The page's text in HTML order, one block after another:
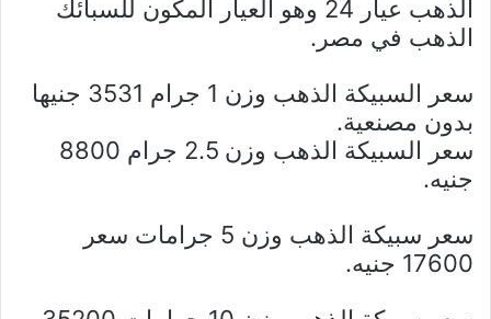
الذهب عيار 24 وهو العيار المكون للسبائك
الذهب في مصر.
سعر السبيكة الذهب وزن 1 جرام 3531 جنيها
بدون مصنعية.
سعر السبيكة الذهب وزن 2.5 جرام 8800
جنيه.
سعر سبيكة الذهب وزن 5 جرامات سعر
17600 جنيه.